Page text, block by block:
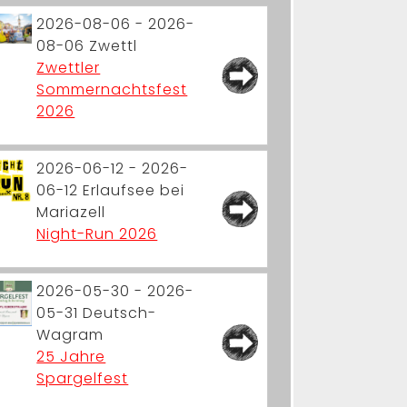
2026-08-06 - 2026-
08-06 Zwettl
Zwettler
Sommernachtsfest
2026
2026-06-12 - 2026-
06-12 Erlaufsee bei
Mariazell
Night-Run 2026
2026-05-30 - 2026-
05-31 Deutsch-
Wagram
25 Jahre
Spargelfest